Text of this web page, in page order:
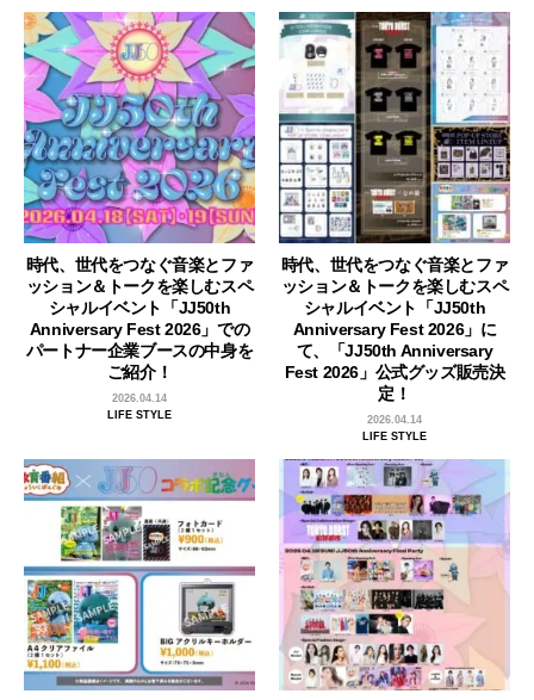
時代、世代をつなぐ音楽とファ
ッション＆トークを楽しむスペ
シャルイベント「JJ50th
Anniversary Fest 2026」での
パートナー企業ブースの中身を
ご紹介！
2026.04.14
LIFE STYLE
時代、世代をつなぐ音楽とファ
ッション＆トークを楽しむスペ
シャルイベント「JJ50th
Anniversary Fest 2026」に
て、「JJ50th Anniversary
Fest 2026」公式グッズ販売決
定！
2026.04.14
LIFE STYLE